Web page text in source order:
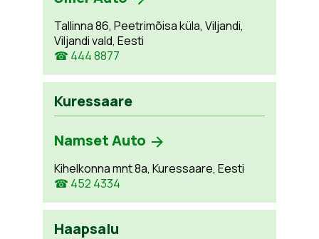
Tallinna 86, Peetrimõisa küla, Viljandi,
Viljandi vald, Eesti
☎ 444 8877
Kuressaare
Namset Auto
Kihelkonna mnt 8a, Kuressaare, Eesti
☎ 452 4334
Haapsalu